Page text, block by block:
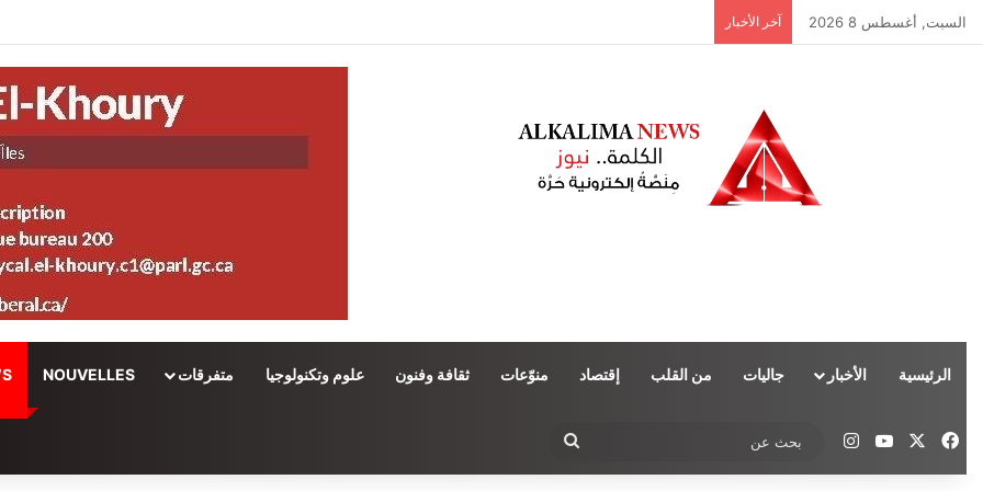
السبت, أغسطس 8 2026 آخر الأخبار
الرئيسية الأخبار جاليات من القلب إقتصاد منوّعات ثقافة وفنون علوم وتكنولوجيا متفرقات NOUVELLES
فيسبوك ‫YouTubeانستقرام
عن